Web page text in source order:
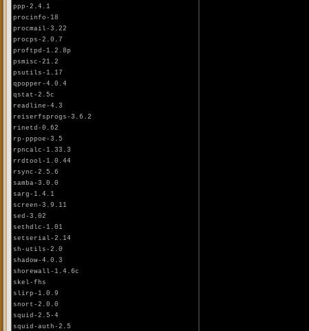
ppp-2.4.1
procinfo-18
procmail-3.22
procps-2.0.7
proftpd-1.2.8p
psmisc-21.2
psutils-1.17
qpopper-4.0.4
qstat-2.5c
readline-4.3
reiserfsprogs-3.6.2
rinetd-0.62
rp-pppoe-3.5
rpncalc-1.33.3
rrdtool-1.0.44
rsync-2.5.6
samba-3.0.0
sarg-1.4.1
screen-3.9.11
sed-3.02
sethdlc-1.01
setserial-2.14
sh-utils-2.0
shadow-4.0.3
shorewall-1.4.6c
skel-fhs
slirp-1.0.9
snort-2.0.0
squid-2.5-4
squid-auth-2.5